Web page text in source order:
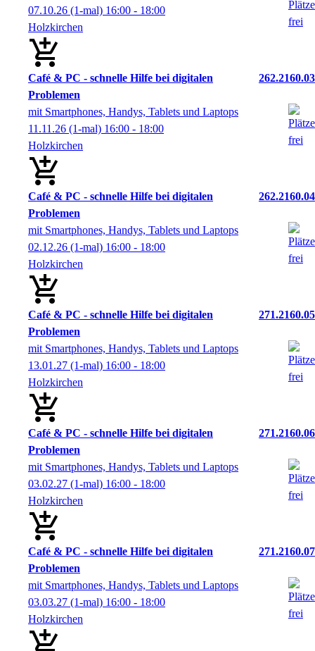
07.10.26 (1-mal) 16:00 - 18:00
Holzkirchen
Café & PC - schnelle Hilfe bei digitalen
Problemen
262.2160.03
mit Smartphones, Handys, Tablets und Laptops
11.11.26 (1-mal) 16:00 - 18:00
Holzkirchen
Café & PC - schnelle Hilfe bei digitalen
Problemen
262.2160.04
mit Smartphones, Handys, Tablets und Laptops
02.12.26 (1-mal) 16:00 - 18:00
Holzkirchen
Café & PC - schnelle Hilfe bei digitalen
Problemen
271.2160.05
mit Smartphones, Handys, Tablets und Laptops
13.01.27 (1-mal) 16:00 - 18:00
Holzkirchen
Café & PC - schnelle Hilfe bei digitalen
Problemen
271.2160.06
mit Smartphones, Handys, Tablets und Laptops
03.02.27 (1-mal) 16:00 - 18:00
Holzkirchen
Café & PC - schnelle Hilfe bei digitalen
Problemen
271.2160.07
mit Smartphones, Handys, Tablets und Laptops
03.03.27 (1-mal) 16:00 - 18:00
Holzkirchen